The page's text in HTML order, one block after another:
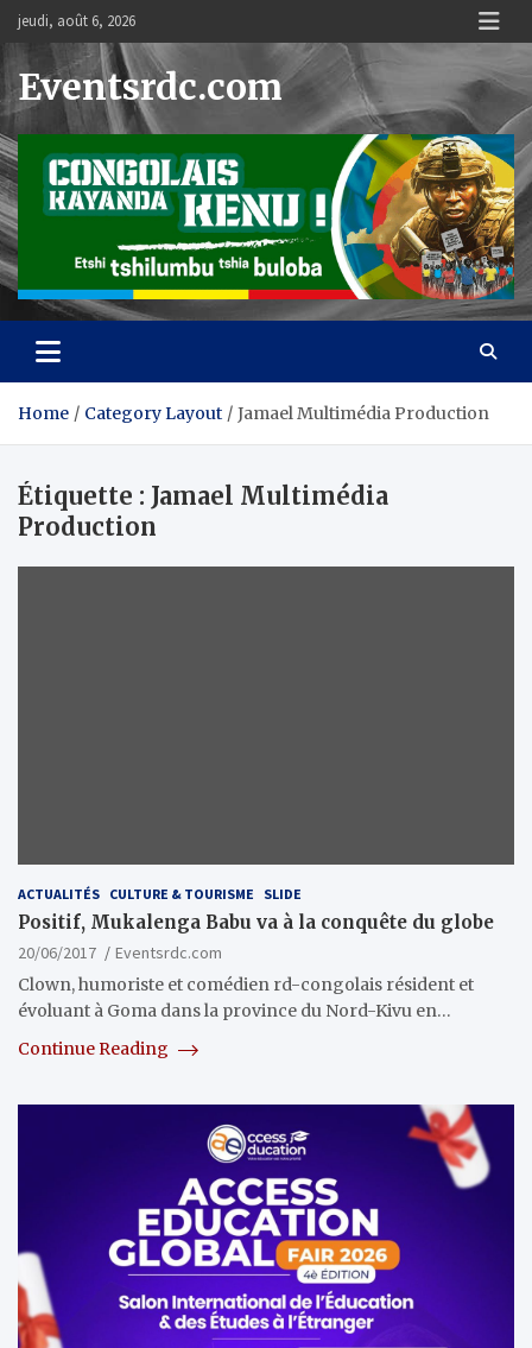
Skip
content
jeudi, août 6, 2026
Eventsrdc.com
Home Category Layout Jamael Multimédia Production
Étiquette : Jamael Multimédia
Production
ACTUALITÉS CULTURE & TOURISME SLIDE
Positif, Mukalenga Babu va à la conquête du globe
20/06/2017
Eventsrdc.com
Clown, humoriste et comédien rd-congolais résident et
évoluant à Goma dans la province du Nord-Kivu en…
Continue Reading